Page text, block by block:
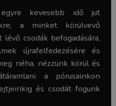
egyre kevesebb idő jut
a minket körülvevő
csodák befogadására,
újrafelfedezésére és
néha, nézzünk körül és
a pórusainkon
és csodát fogunk